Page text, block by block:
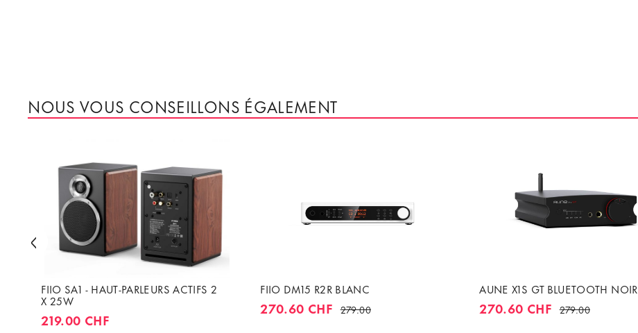
NOUS VOUS CONSEILLONS ÉGALEMENT
FIIO SA1 - HAUT-PARLEURS ACTIFS 2
X 25W
219.00 CHF
FIIO DM15 R2R BLANC
270.60 CHF 279.00
AUNE X1S GT BLUETOOTH NOIR
270.60 CHF 279.00